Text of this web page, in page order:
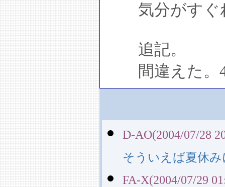
気分がすぐ
追記。
間違えた。
D-AO(2004/07/28
そういえば夏休
FA-X(2004/07/29